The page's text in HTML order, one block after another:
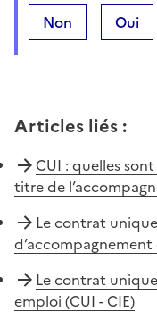
Non Oui
Articles liés :
CUI : quelles
titre de
Le contrat
d’accompagnement
Le contrat
emploi (CUI - CIE)